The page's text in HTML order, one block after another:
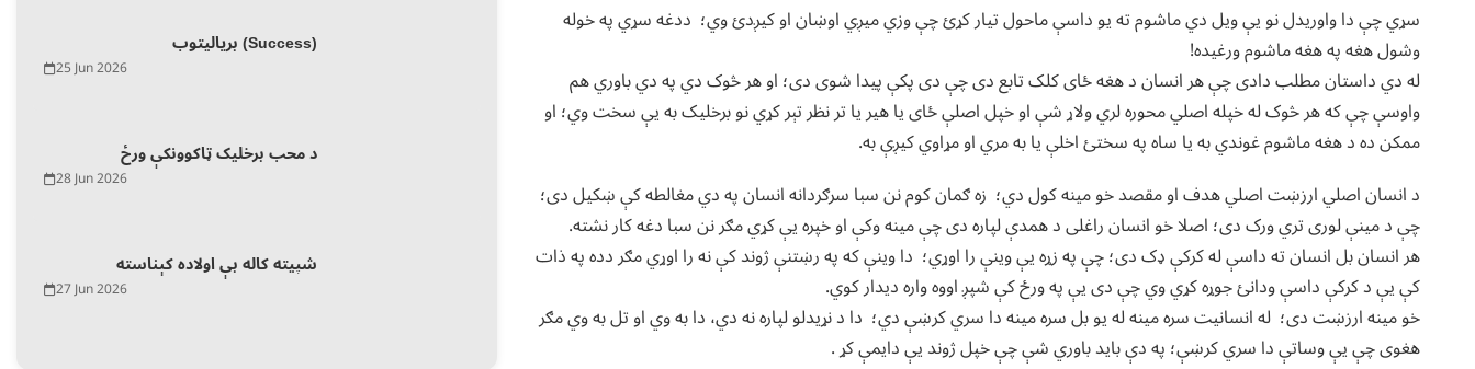
سړي چې دا واوریدل نو یې ویل دي ماشوم ته یو داسې ماحول تیار کړئ چې وزي میږي اوښان او کیږدئ وي؛ ددغه سړي په خوله
وشول هغه په هغه ماشوم ورغیده!
له دي داستان مطلب دادی چې هر انسان د هغه ځای کلک تابع دی چې دی پکې پیدا شوی دی؛ او هر څوک دي په دي باوري هم
واوسې چې که هر څوک له خپله اصلي محوره لري ولاړ شې او خپل اصلې ځای یا هیر یا تر نظر تېر کړي نو برخلیک به یې سخت وي؛ او
ممکن ده د هغه ماشوم غوندي به یا ساه په سختئ اخلې یا به مري او مړاوي کیږې به.
د انسان اصلي ارزښت اصلي هدف او مقصد خو مینه کول دي؛ زه ګمان کوم نن سبا سرګردانه انسان په دي مغالطه کې ښکیل دی؛
چې د مینې لوری تري ورک دی؛ اصلا خو انسان راغلی د همدې لپاره دی چې مینه وکې او خپره یې کړي مګر نن سبا دغه کار نشته.
هر انسان بل انسان ته داسې له کرکې ډک دی؛ چې په زړه یې وینې را اوړي؛ دا وینې که په رښتنې ژوند کې نه را اوړي مګر دده په ذات
کې یې د کرکې داسې ودانئ جوړه کړي وي چې دی یې په ورځ کې شپږ اووه واره دیدار کوي.
خو مینه ارزښت دی؛ له انسانیت سره مینه له یو بل سره مینه دا سري کرښې دي؛ دا د نړیدلو لپاره نه دي، دا به وي او تل به وي مګر
هغوی چې یې وساتې دا سري کرښې؛ په دې باید باوري شې چې خپل ژوند یې دایمې کړ .
بریالیتوب (Success)
25 Jun 2026
د محب برخلیک ټاکوونکې ورځ
28 Jun 2026
شپیته کاله بې اولاده کېناسته
27 Jun 2026